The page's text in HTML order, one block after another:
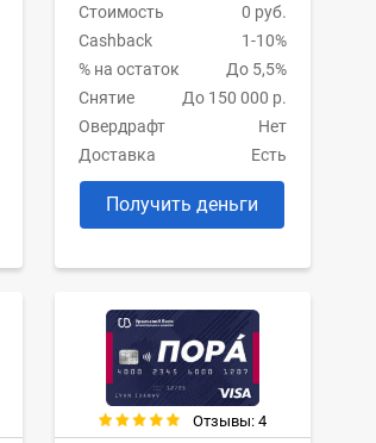
Стоимость
0 руб.
Cashback
1-10%
% на остаток
До 5,5%
Снятие
До 150 000 р.
Овердрафт
Нет
Доставка
Есть
Получить деньги
Отзывы: 4